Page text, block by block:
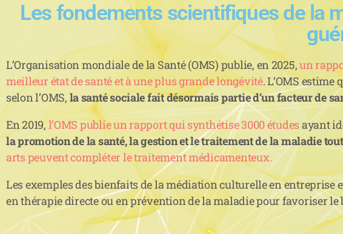
Les fondements scientifiques de la
L’Organisation mondiale de la Santé (OMS) publie, en 2025,un
meilleur état de santé et à une plus grande longévité. L’OMS estime
selon l’OMS, la santé sociale fait désormais partie d’un facteur de
En 2019, l’OMS publie un rapport qui synthétise 3000 études ayant
la promotion de la santé, la gestion et le traitement de la maladie
arts peuvent compléter le traitement médicamenteux.
Les exemples des bienfaits de la médiation culturelle en entreprise
en thérapie directe ou en prévention de la maladie pour favoriser le